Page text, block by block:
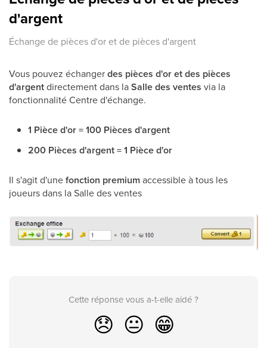
d'argent
Échange de pièces d'or et de pièces d'argent
Vous pouvez échangerdes pièces d'or et des pièces
d'argentdirectement dans laSalle des ventes via la
fonctionnalité Centre d'échange.
1 Pièce d'or = 100 Pièces d'argent
200 Pièces d'argent = 1 Pièce d'or
Il s'agit d'unefonction premiumaccessible à tous les
joueurs dans la Salle des ventes
Cette réponse vous a-t-elle aidé ?
😞 😐 😁